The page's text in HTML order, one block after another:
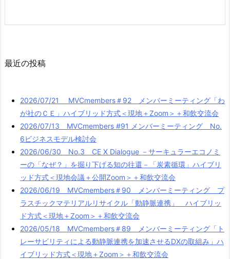
最近の投稿
2026/07/21 MVCmembers＃92 メンバーミーティング「わ
が社のＣＥ」ハイブリッド方式＜現地＋Zoom＞＋和飲交流会
2026/07/13 MVCmembers #91 メンバーミーティング No.
6ビジネスモデル検討会
2026/06/30 No.3 CE X Dialogue －サーキュラーエコノミ
ーの「なぜ？」を掘り下げる知の往還－「炭素循環」ハイブリ
ッド方式＜現地会議＋公開Zoom＞＋和飲交流会
2026/06/19 MVCmembers＃90 メンバーミーティング プ
ラスチックマテリアルリサイクル「動静脈連携」 ハイブリッ
ド方式＜現地＋Zoom＞＋和飲交流会
2026/05/18 MVCmembers＃89 メンバーミーティング「ト
レーサビリティによる動静脈連携を加速させるDXの取組み」ハ
イブリッド方式＜現地＋Zoom＞＋和飲交流会